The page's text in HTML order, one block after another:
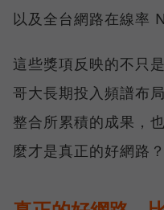
以及全台網路在線率
這些獎項反映的不只
哥大長期投入頻譜布
整合所累積的成果，
麼才是真正的好網路？